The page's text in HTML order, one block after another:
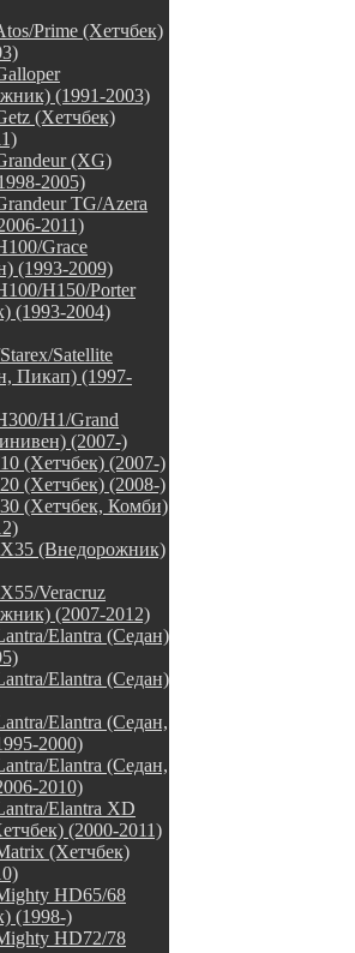
Prime (Хетчбек)
(1991-2003)
(Хетчбек)
(XG)
2005)
TG/Azera
2011)
Grace
(1993-2009)
H150/Porter
(1993-2004)
Satellite
Пикап) (1997-
H1/Grand
(2007-)
(Хетчбек) (2007-)
(Хетчбек) (2008-)
(Хетчбек, Комби)
(Внедорожник)
Veracruz
(2007-2012)
Elantra (Седан)
Elantra (Седан)
Elantra (Седан,
2000)
Elantra (Седан,
2010)
Elantra XD
(2000-2011)
(Хетчбек)
HD65/68
(1998-)
HD72/78